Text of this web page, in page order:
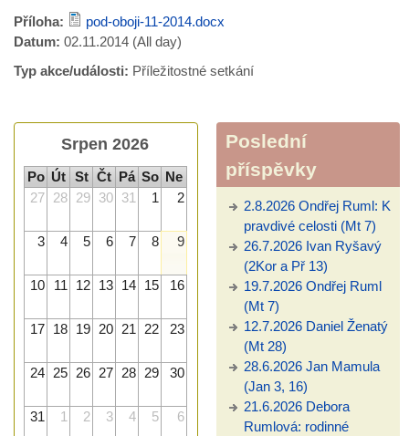
Příloha:
pod-oboji-11-2014.docx
Datum: 02.11.2014 (All day)
Typ akce/události: Příležitostné setkání
Srpen 2026
Po Út St Čt Pá So Ne
27 28 29 30 31 1 2
3 4 5 6 7 8 9
10 11 12 13 14 15 16
17 18 19 20 21 22 23
24 25 26 27 28 29 30
31 1 2 3 4 5 6
Poslední
příspěvky
2.8.2026 Ondřej Ruml: K
pravdivé celosti (Mt 7)
26.7.2026 Ivan Ryšavý
(2Kor a Př 13)
19.7.2026 Ondřej Ruml
(Mt 7)
12.7.2026 Daniel Ženatý
(Mt 28)
28.6.2026 Jan Mamula
(Jan 3, 16)
21.6.2026 Debora
Rumlová: rodinné